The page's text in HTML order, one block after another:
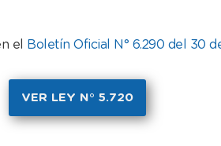
el Boletín Oficial N° 6.290 del 30
VER LEY N° 5.720